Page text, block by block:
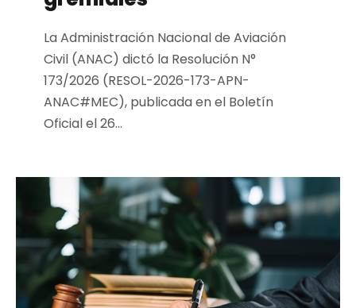
La Administración Nacional de Aviación
Civil (ANAC) dictó la Resolución N°
173/2026 (RESOL-2026-173-APN-
ANAC#MEC), publicada en el Boletín
Oficial el 26...